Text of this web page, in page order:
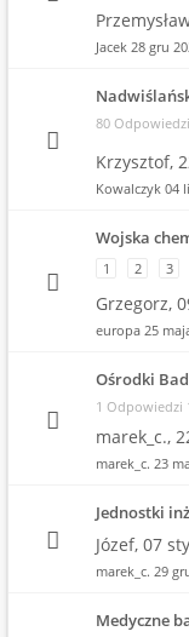
Jacek 28 gru
80
Krzysztof,
Kowalczyk 04
Wojska
1
2 3
Grzegorz,
europa 25
Ośrodki
1 Odpowiedzi
marek_c.,
marek_c. 23
Jednostki
Józef, 07
marek_c. 29
Medyczne